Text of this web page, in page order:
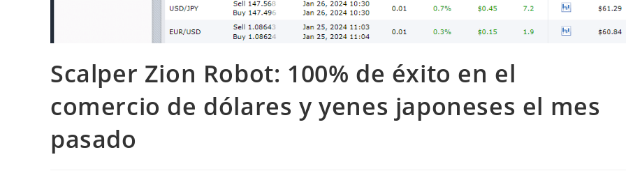
Scalper Zion Robot: 100% de éxito en el
comercio de dólares y yenes japoneses el mes
pasado